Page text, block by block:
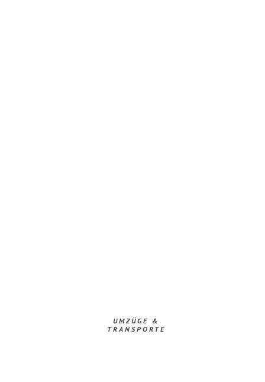
UMZÜGE &
TRANSPORTE